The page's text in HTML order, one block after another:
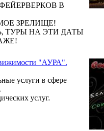
В
ЗРЕЛИЩЕ!
ТУРЫ НА ЭТИ ДАТЫ
"АУРА".
услуги в сфере
услуг.